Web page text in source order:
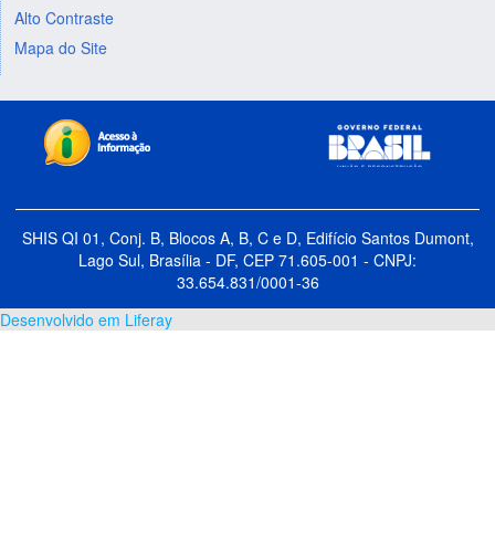
Alto Contraste
Mapa do Site
SHIS QI 01, Conj. B, Blocos A, B, C e D, Edifício Santos Dumont,
Lago Sul, Brasília - DF, CEP 71.605-001 - CNPJ:
33.654.831/0001-36
Desenvolvido em Liferay